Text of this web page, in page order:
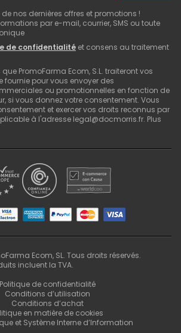
nos dernières offres et promotions !
par e-mail, courrier, SMS ou toute
de confidentialité et consens au traitement
PromoFarma Ecom, S.L. traiteront vos
fournie pour vous envoyer des
ou promotionnelles en fonction de
si vous donnez votre consentement. Vous
et exercer vos droits reconnus par
à l'adresse legal@docmorris.fr. Plus
Ecom, SL. Tous droits réservés.
incluent la TVA.
Politique de confidentialité
Conditions d’utilisation
Conditions d’achat
en matière de cookies
et Système Interne d’Information